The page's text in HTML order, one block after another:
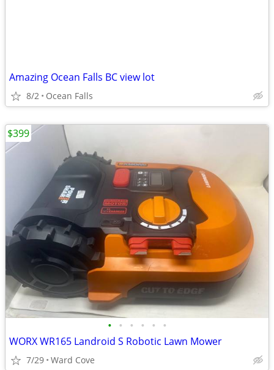
Amazing Ocean Falls BC view lot
8/2 Ocean Falls
• • • • • •
WORX WR165 Landroid S Robotic Lawn Mower
7/29 Ward Cove
$399